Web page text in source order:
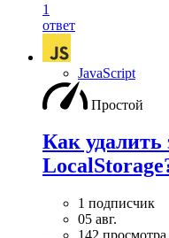
1
ответ
JavaScript
Простой
Как удалить
1 подписчик
05 авг.